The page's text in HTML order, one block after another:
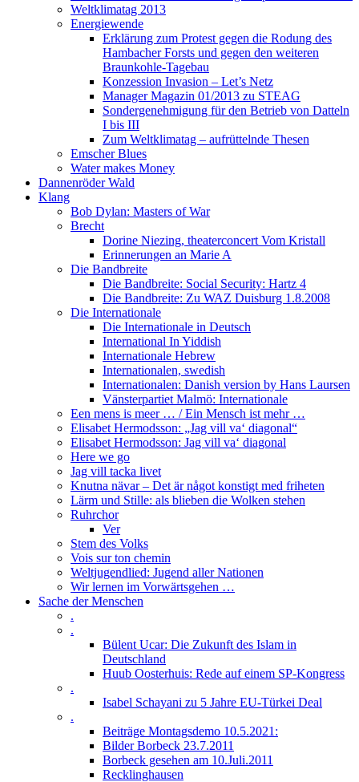
Weltklimatag 2013
Energiewende
Erklärung zum Protest gegen die Rodung des
Hambacher Forsts und gegen den weiteren
Braunkohle-Tagebau
Konzession Invasion – Let’s Netz
Manager Magazin 01/2013 zu STEAG
Sondergenehmigung für den Betrieb von Datteln
I bis III
Zum Weltklimatag – aufrüttelnde Thesen
Emscher Blues
Water makes Money
Dannenröder Wald
Klang
Bob Dylan: Masters of War
Brecht
Dorine Niezing, theaterconcert Vom Kristall
Erinnerungen an Marie A
Die Bandbreite
Die Bandbreite: Social Security: Hartz 4
Die Bandbreite: Zu WAZ Duisburg 1.8.2008
Die Internationale
Die Internationale in Deutsch
International In Yiddish
Internationale Hebrew
Internationalen, swedish
Internationalen: Danish version by Hans Laursen
Vänsterpartiet Malmö: Internationale
Een mens is meer … / Ein Mensch ist mehr …
Elisabet Hermodsson: „Jag vill va‘ diagonal“
Elisabet Hermodsson: Jag vill va‘ diagonal
Here we go
Jag vill tacka livet
Knutna nävar – Det är något konstigt med friheten
Lärm und Stille: als blieben die Wolken stehen
Ruhrchor
Ver
Stem des Volks
Vois sur ton chemin
Weltjugendlied: Jugend aller Nationen
Wir lernen im Vorwärtsgehen …
Sache der Menschen
.
.
Bülent Ucar: Die Zukunft des Islam in
Deutschland
Huub Oosterhuis: Rede auf einem SP-Kongress
.
Isabel Schayani zu 5 Jahre EU-Türkei Deal
.
Beiträge Montagsdemo 10.5.2021:
Bilder Borbeck 23.7.2011
Borbeck gesehen am 10.Juli.2011
Recklinghausen